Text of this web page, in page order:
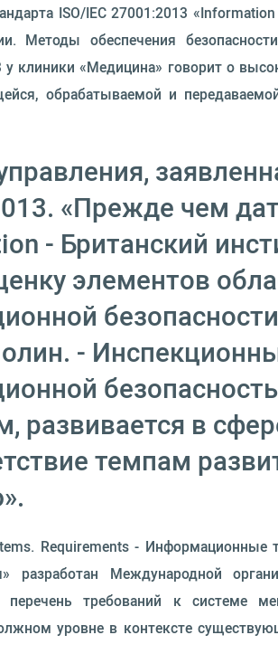
ISO/IEC 27001:2013
Методы обеспечения
у клиники «Медицина» говорит о
обрабатываемой и
«Прежде чем
- Британский
элементов
-
развивается в
темпам
Requirements - Информационные
разработан Международной
перечень требований к системе
уровне в контексте